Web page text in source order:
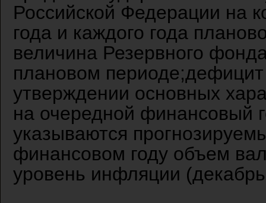
Российской Федерации на
года и каждого года
величина Резервного
плановом
утверждении основных
на очередной финансовый
указываются
финансовом году объем
уровень инфляции